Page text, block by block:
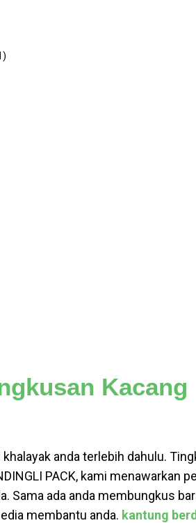
Kacang
anda terlebih dahulu.
PACK, kami menawarkan
Sama ada anda membungkus
membantu anda. kantung